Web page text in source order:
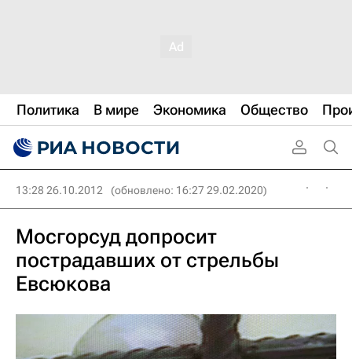
Политика В мире Экономика Общество
13:28 26.10.2012 (обновлено: 16:27 29.02.2020)
Мосгорсуд допросит
пострадавших от стрельбы
Евсюкова